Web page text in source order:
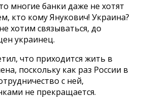
многие банки даже не хотят
кто кому Янукович! Украина?
хотим связываться, до
украинец.
что приходится жить в
поскольку как раз России в
с ней,
не прекращается.